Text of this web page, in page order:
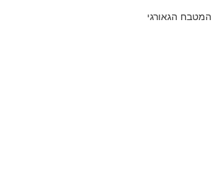
המטבח הגאורגי